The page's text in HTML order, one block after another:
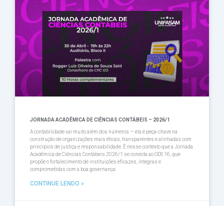
JORNADA ACADÊMICA DE CIÊNCIAS CONTÁBEIS – 2026/1
A contabilidade vai muito além dos números — ela é peça-chave na
construção de organizações mais éticas, transparentes e alinhadas com
princípios de justiça e responsabilidade. É nesse contexto que a Jornada
Acadêmica de Ciências Contábeis 2026/1 se conecta ao ODS 16, que
propõe o fortalecimento de instituições eficazes, íntegras e
comprometidas com a boa governança.
CONTINUE LENDO »